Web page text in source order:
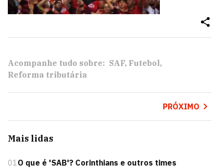
Acompanhe tudo sobre: SAF Futebol
Reforma tributária
PRÓXIMO
Mais lidas
01O que é 'SAB'? Corinthians e outros times